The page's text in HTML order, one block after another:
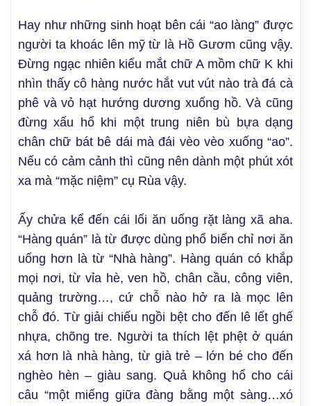
Hay như những sinh hoạt bên cái “ao làng” được
người ta khoác lên mỹ từ là Hồ Gươm cũng vậy.
Đừng ngạc nhiên kiểu mắt chữ A mồm chữ K khi
nhìn thấy cô hàng nước hắt vut vút nào trà đá cà
phê và vỏ hạt hướng dương xuống hồ. Và cũng
đừng xấu hổ khi một trung niên bù bựa dạng
chân chữ bát bê dái mà đái vèo vèo xuống “ao”.
Nếu có cảm cảnh thì cũng nên dành một phút xót
xa mà “mặc niệm” cụ Rùa vậy.
Ấy chửa kể đến cái lối ăn uống rặt làng xã aha.
“Hàng quán” là từ được dùng phổ biến chỉ nơi ăn
uống hơn là từ “Nhà hàng”. Hàng quán có khắp
mọi nơi, từ vỉa hè, ven hồ, chân cầu, công viên,
quảng trường…, cứ chỗ nào hở ra là mọc lên
chỗ đó. Từ giải chiếu ngồi bệt cho đến lê lết ghế
nhựa, chõng tre. Người ta thích lệt phệt ở quán
xá hơn là nhà hàng, từ già trẻ – lớn bé cho đến
nghèo hèn – giàu sang. Quả không hổ cho cái
câu “một miếng giữa đàng bằng một sàng…xó